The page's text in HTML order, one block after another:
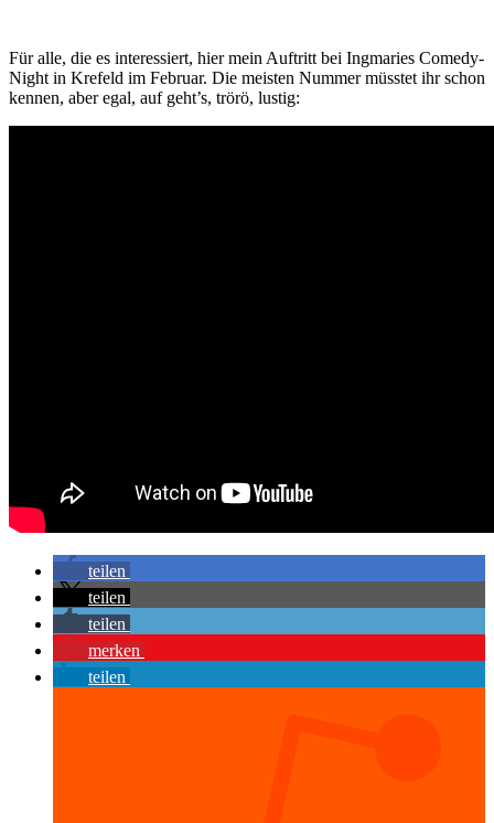
Für alle, die es interessiert, hier mein Auftritt bei Ingmaries Comedy-
Night in Krefeld im Februar. Die meisten Nummer müsstet ihr schon
kennen, aber egal, auf geht’s, trörö, lustig:
teilen
teilen
teilen
merken
teilen